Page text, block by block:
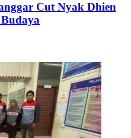
Cut Nyak Dhien